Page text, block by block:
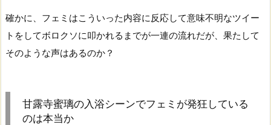
確かに、フェミはこういった内容に反応して意味不明なツイー
トをしてボロクソに叩かれるまでが一連の流れだが、果たして
そのような声はあるのか？
甘露寺蜜璃の入浴シーンでフェミが発狂している
のは本当か